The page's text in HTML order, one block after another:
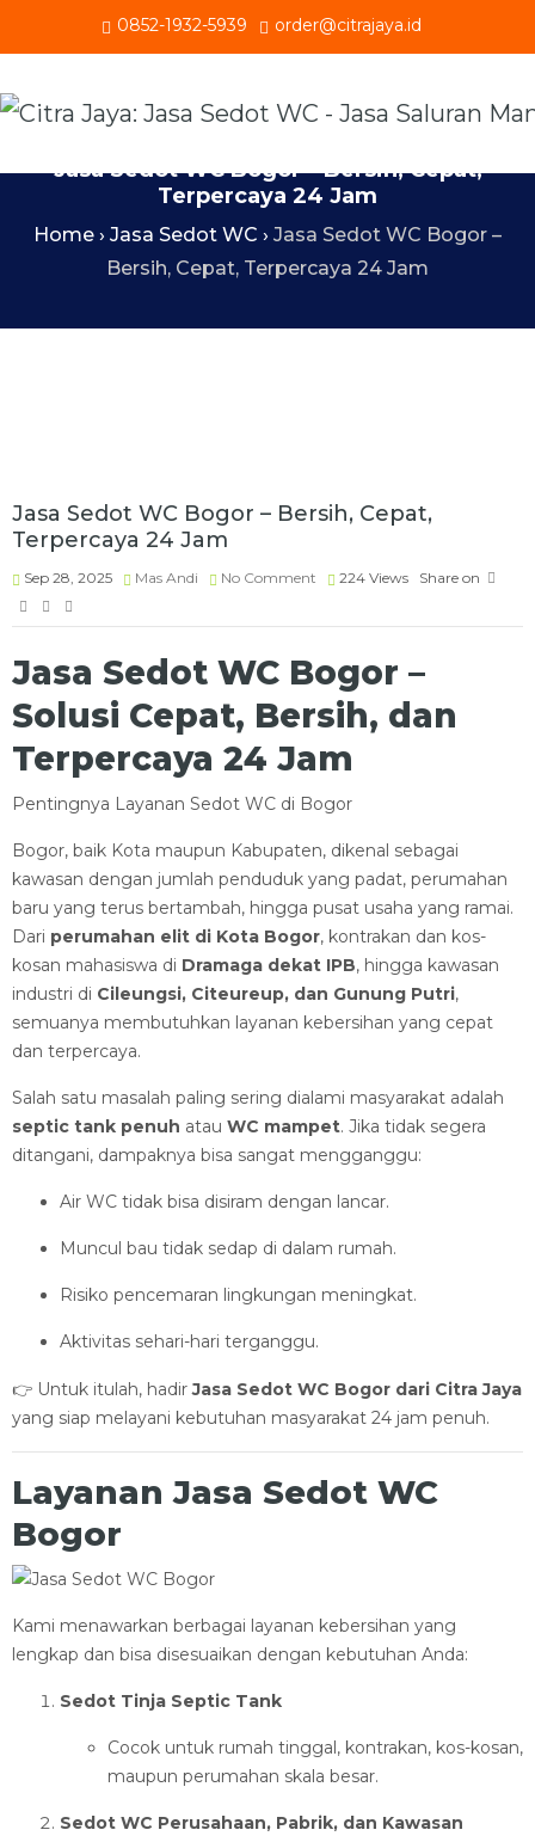
0852-1932-5939 order@citrajaya.id
Jasa Sedot WC Bogor – Bersih, Cepat,
Terpercaya 24 Jam
Home › Jasa Sedot WC › Jasa Sedot WC Bogor –
Bersih, Cepat, Terpercaya 24 Jam
Jasa Sedot WC Bogor – Bersih, Cepat,
Terpercaya 24 Jam
Sep 28, 2025 Mas Andi No Comment 224 Views Share on
Jasa Sedot WC Bogor –
Solusi Cepat, Bersih, dan
Terpercaya 24 Jam
Pentingnya Layanan Sedot WC di Bogor
Bogor, baik Kota maupun Kabupaten, dikenal sebagai
kawasan dengan jumlah penduduk yang padat, perumahan
baru yang terus bertambah, hingga pusat usaha yang ramai.
Dari perumahan elit di Kota Bogor, kontrakan dan kos-
kosan mahasiswa di Dramaga dekat IPB, hingga kawasan
industri di Cileungsi, Citeureup, dan Gunung Putri,
semuanya membutuhkan layanan kebersihan yang cepat
dan terpercaya.
Salah satu masalah paling sering dialami masyarakat adalah
septic tank penuh atau WC mampet. Jika tidak segera
ditangani, dampaknya bisa sangat mengganggu:
Air WC tidak bisa disiram dengan lancar.
Muncul bau tidak sedap di dalam rumah.
Risiko pencemaran lingkungan meningkat.
Aktivitas sehari-hari terganggu.
👉 Untuk itulah, hadirJasa Sedot WC Bogor dari Citra Jaya
yang siap melayani kebutuhan masyarakat 24 jam penuh.
Layanan Jasa Sedot WC
Bogor
Kami menawarkan berbagai layanan kebersihan yang
lengkap dan bisa disesuaikan dengan kebutuhan Anda:
Sedot Tinja Septic Tank
Cocok untuk rumah tinggal, kontrakan, kos-kosan,
maupun perumahan skala besar.
Sedot WC Perusahaan, Pabrik, dan Kawasan